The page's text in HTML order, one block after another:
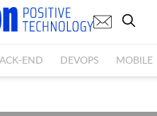
END DEVOPS MOBILE